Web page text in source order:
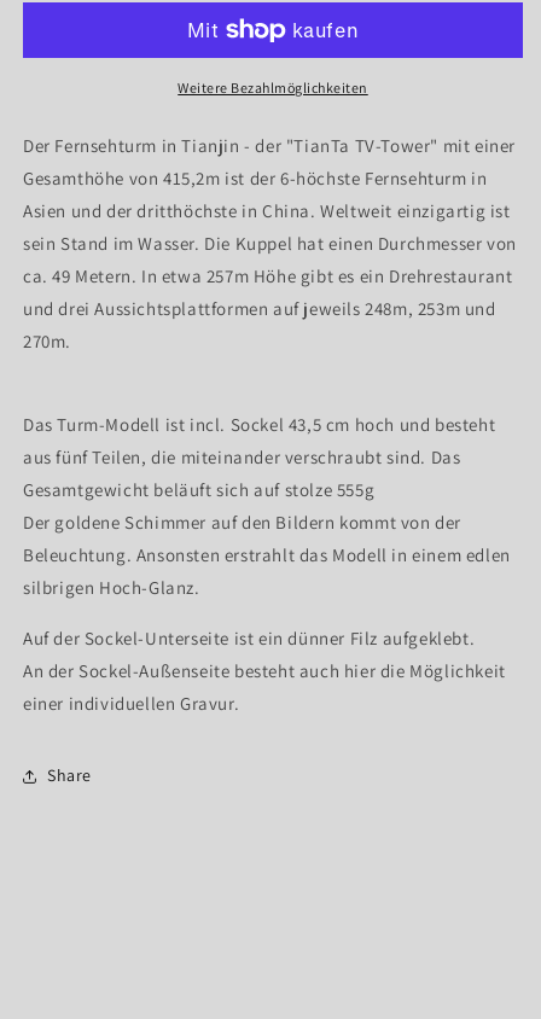
-
Tianjin
Tower&quot;
-
Fernsehturm
Tianjin
Weitere Bezahlmöglichkeiten
Der Fernsehturm in Tianjin - der "TianTa TV-Tower" mit einer
Gesamthöhe von 415,2m ist der 6-höchste Fernsehturm in
Asien und der dritthöchste in China. Weltweit einzigartig ist
sein Stand im Wasser. Die Kuppel hat einen Durchmesser von
ca. 49 Metern. In etwa 257m Höhe gibt es ein Drehrestaurant
und drei Aussichtsplattformen auf jeweils 248m, 253m und
270m.
Das Turm-Modell ist incl. Sockel 43,5 cm hoch und besteht
aus fünf Teilen, die miteinander verschraubt sind. Das
Gesamtgewicht beläuft sich auf stolze 555g
Der goldene Schimmer auf den Bildern kommt von der
Beleuchtung. Ansonsten erstrahlt das Modell in einem edlen
silbrigen Hoch-Glanz.
Auf der Sockel-Unterseite ist ein dünner Filz aufgeklebt.
An der Sockel-Außenseite besteht auch hier die Möglichkeit
einer individuellen Gravur.
Share